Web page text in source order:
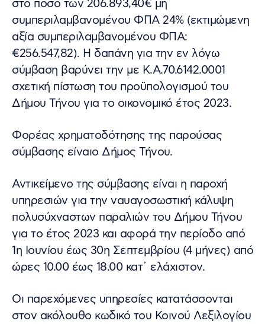
στο ποσό των 206.893,40€ μη
συμπεριλαμβανομένου ΦΠΑ 24% (εκτιμώμενη
αξία συμπεριλαμβανομένου ΦΠΑ:
€256.547,82). Η δαπάνη για την εν λόγω
σύμβαση βαρύνει την με Κ.Α.70.6142.0001
σχετική πίστωση του προϋπολογισμού του
Δήμου Τήνου για το οικονομικό έτος 2023.
Φορέας χρηματοδότησης της παρούσας
σύμβασης είναιο Δήμος Τήνου.
Αντικείμενο της σύμβασης είναι η παροχή
υπηρεσιών για την ναυαγοσωστική κάλυψη
πολυσύχναστων παραλιών του Δήμου Τήνου
για το έτος 2023 και αφορά την περίοδο από
1η Ιουνίου έως 30η Σεπτεμβρίου (4 μήνες) από
ώρες 10.00 έως 18.00 κατ΄ ελάχιστον.
Οι παρεχόμενες υπηρεσίες κατατάσσονται
στον ακόλουθο κωδικό του Κοινού Λεξιλογίου